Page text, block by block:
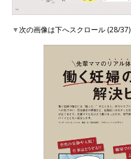
▼次の画像は下へスクロール (28/37)